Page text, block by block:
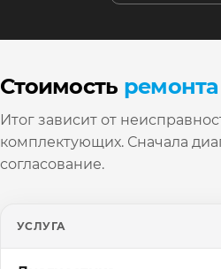
Стоимость ремонта
Итог зависит от
комплектующих. Сначала
согласование.
УСЛУГА